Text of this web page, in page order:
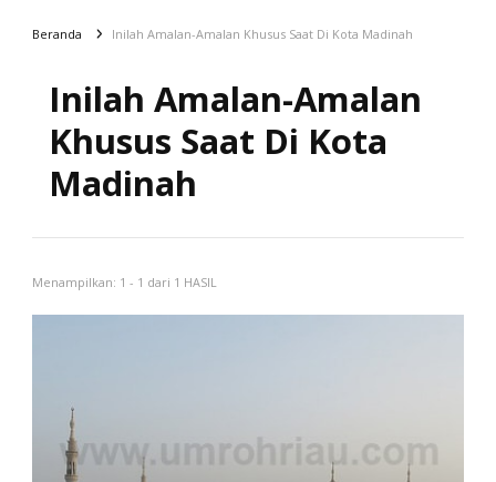
Beranda Inilah Amalan-Amalan Khusus Saat Di Kota Madinah
Inilah Amalan-Amalan
Khusus Saat Di Kota
Madinah
Menampilkan: 1 - 1 dari 1 HASIL